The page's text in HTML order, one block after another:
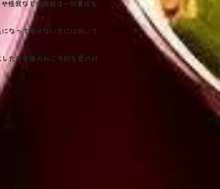
怪我など当施設は一切責任を
なって眠れない方には向いて
たお客様のみご予約を受け付